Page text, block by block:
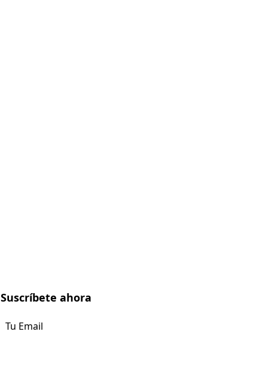
Suscríbete ahora